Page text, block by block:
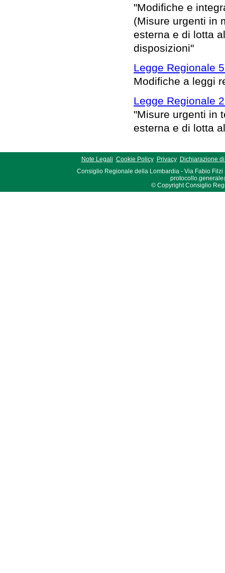
"Modifiche e
(Misure urgenti in
esterna e di lotta
disposizioni"
Legge Regionale
Modifiche a leggi
Legge Regionale
"Misure urgenti in
esterna e di lotta
Note Legali Cookie Policy Privacy
Dichiarazione
Consiglio Regionale della Lombardia - Via Fabio Filzi
© Copyright Consiglio